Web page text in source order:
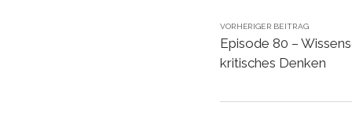
VORHERIGER BEITRAG
Episode 80 –
kritisches Denken